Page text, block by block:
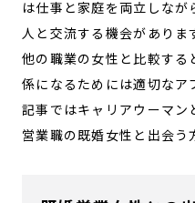
は仕事と家庭を両立しな
人と交流する機会があり
他の職業の女性と比較す
係になるためには適切なア
記事ではキャリアウーマン
営業職の既婚女性と出会う